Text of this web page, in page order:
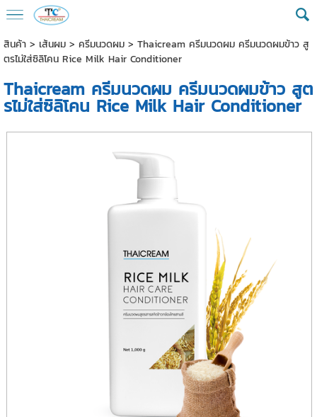
สินค้า> เส้นผม> ครีมนวดผม> Thaicream ครีมนวดผม ครีมนวดผมข้าว สู
ตรไม่ใส่ซิลิโคน Rice Milk Hair Conditioner
Thaicream ครีมนวดผม ครีมนวดผมข้าว สูต
รไม่ใส่ซิลิโคน Rice Milk Hair Conditioner